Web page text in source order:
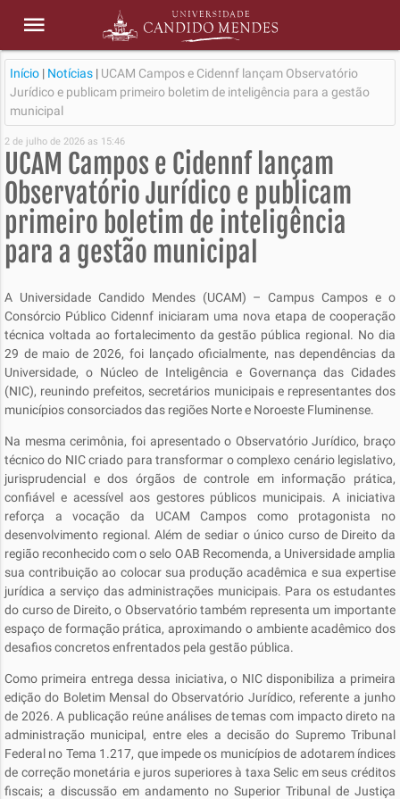
Início | Notícias | UCAM Campos e Cidennf lançam Observatório
Jurídico e publicam primeiro boletim de inteligência para a gestão
municipal
2 de julho de 2026 as 15:46
UCAM Campos e Cidennf lançam
Observatório Jurídico e publicam
primeiro boletim de inteligência
para a gestão municipal
A Universidade Candido Mendes (UCAM) – Campus Campos e o
Consórcio Público Cidennf iniciaram uma nova etapa de cooperação
técnica voltada ao fortalecimento da gestão pública regional. No dia
29 de maio de 2026, foi lançado oficialmente, nas dependências da
Universidade, o Núcleo de Inteligência e Governança das Cidades
(NIC), reunindo prefeitos, secretários municipais e representantes dos
municípios consorciados das regiões Norte e Noroeste Fluminense.
Na mesma cerimônia, foi apresentado o Observatório Jurídico, braço
técnico do NIC criado para transformar o complexo cenário legislativo,
jurisprudencial e dos órgãos de controle em informação prática,
confiável e acessível aos gestores públicos municipais. A iniciativa
reforça a vocação da UCAM Campos como protagonista no
desenvolvimento regional. Além de sediar o único curso de Direito da
região reconhecido com o selo OAB Recomenda, a Universidade amplia
sua contribuição ao colocar sua produção acadêmica e sua expertise
jurídica a serviço das administrações municipais. Para os estudantes
do curso de Direito, o Observatório também representa um importante
espaço de formação prática, aproximando o ambiente acadêmico dos
desafios concretos enfrentados pela gestão pública.
Como primeira entrega dessa iniciativa, o NIC disponibiliza a primeira
edição do Boletim Mensal do Observatório Jurídico, referente a junho
de 2026. A publicação reúne análises de temas com impacto direto na
administração municipal, entre eles a decisão do Supremo Tribunal
Federal no Tema 1.217, que impede os municípios de adotarem índices
de correção monetária e juros superiores à taxa Selic em seus créditos
fiscais; a discussão em andamento no Superior Tribunal de Justiça